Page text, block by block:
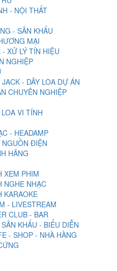
- NỘI THẤT
- SÂN KHẤU
MẠI
XỬ LÝ TÍN HIỆU
NGHIỆP
- DÂY LOA DỰ ÁN
CHUYÊN NGHIỆP
VI TÍNH
- HEADAMP
ĐIỆN
HÃNG
XEM PHIM
NGHE NHẠC
KARAOKE
- LIVESTREAM
CLUB - BAR
KHẤU - BIỂU DIỄN
- SHOP - NHÀ HÀNG